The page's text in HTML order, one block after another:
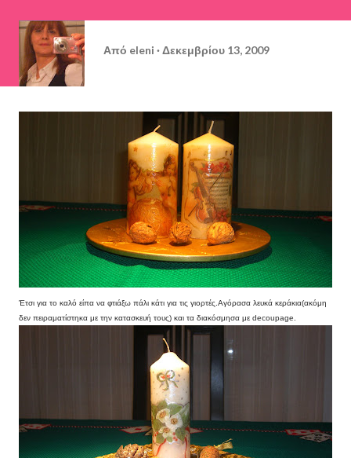
Από eleni Δεκεμβρίου 13, 2009
Έτσι για το καλό είπα να φτιάξω πάλι κάτι για τις γιορτές.Αγόρασα λευκά κεράκια(ακόμη
δεν πειραματίστηκα με την κατασκευή τους) και τα διακόσμησα με decoupage.